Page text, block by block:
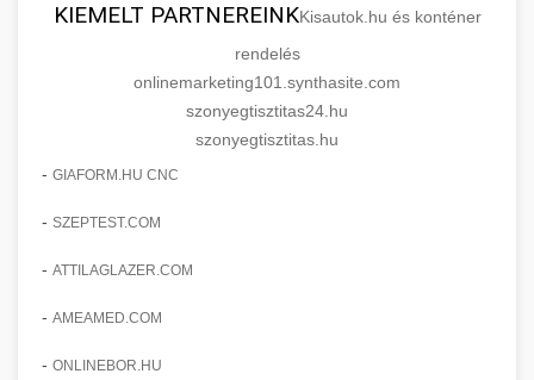
KIEMELT PARTNEREINKKisautok.hu és konténer
rendelés
onlinemarketing101.synthasite.com
szonyegtisztitas24.hu
szonyegtisztitas.hu
- GIAFORM.HU CNC
- SZEPTEST.COM
- ATTILAGLAZER.COM
- AMEAMED.COM
- ONLINEBOR.HU